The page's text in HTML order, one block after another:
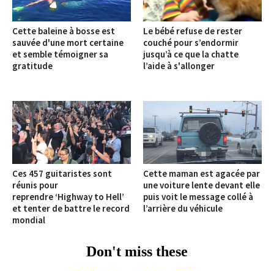
Cette baleine à bosse est
sauvée d'une mort certaine
et semble témoigner sa
gratitude
Le bébé refuse de rester
couché pour s’endormir
jusqu’à ce que la chatte
l’aide à s'allonger
Ces 457 guitaristes sont
réunis pour
reprendre ‘Highway to Hell’
et tenter de battre le record
mondial
Cette maman est agacée par
une voiture lente devant elle
puis voit le message collé à
l’arrière du véhicule
Don't miss these